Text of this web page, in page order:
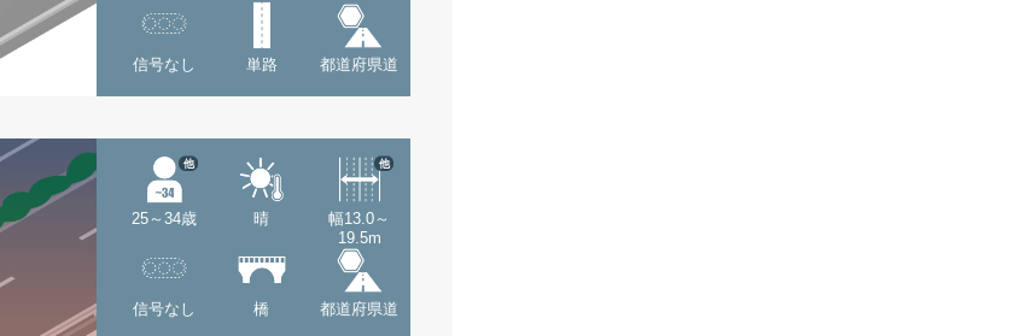
信号なし 単路 都道府県道
25～34歳
他
晴
幅13.0～
19.5m
他
信号なし 橋 都道府県道